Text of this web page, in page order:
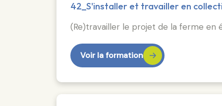
42_S'installer et travailler en
(Re)travailler le projet de la ferme en
Voir la formation